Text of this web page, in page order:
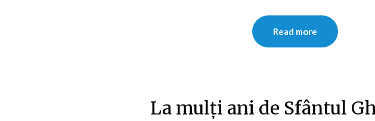
Read more
La mulți ani de Sfântul